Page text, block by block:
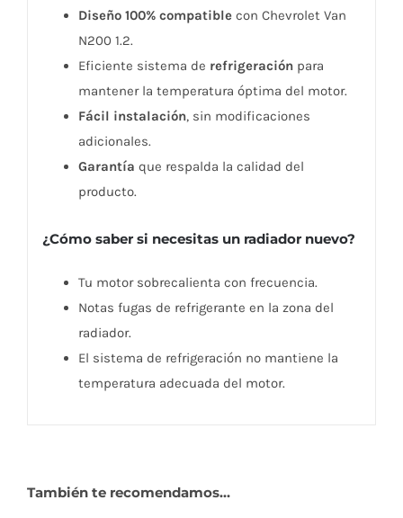
Diseño 100% compatiblecon Chevrolet Van
N200 1.2.
Eficiente sistema de refrigeraciónpara
mantener la temperatura óptima del motor.
Fácil instalación, sin modificaciones
adicionales.
Garantía que respalda la calidad del
producto.
¿Cómo saber si necesitas un radiador nuevo?
Tu motor sobrecalienta con frecuencia.
Notas fugas de refrigerante en la zona del
radiador.
El sistema de refrigeración no mantiene la
temperatura adecuada del motor.
También te recomendamos…